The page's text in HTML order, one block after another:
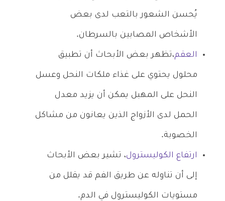
يُحسن الشعور بالتعب لدى بعض
الأشخاص المصابين بالسرطان.
العقم،تظهر بعض الأبحاث أن تطبيق
محلول يحتوي على غذاء ملكات النحل وعسل
النحل على المهبل يمكن أن يزيد معدل
الحمل لدى الأزواج الذين يعانون من مشاكل
الخصوبة.
ارتفاع الكوليسترول، تشير بعض الأبحاث
إلى أن تناوله عن طريق الفم قد يقلل من
مستويات الكوليسترول في الدم.